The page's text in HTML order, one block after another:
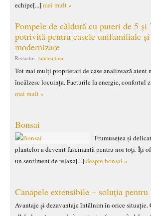
echipe[...]mai mult »
Pompele de căldură cu puteri de 5
potrivită pentru casele unifamiliale
modernizare
Redactor: tatiana.tuta
Tot mai mulți proprietari de case analizează atent
încălzesc locuința. Facturile la energie, confortul
mai mult »
Bonsai
Frumusețea și
plantelor a devenit fascinantă pentru noi toți. Îți
un sentiment de relaxa[...]despre bonsai »
Canapele extensibile – soluția
Avantaje și dezavantaje întâlnim în orice